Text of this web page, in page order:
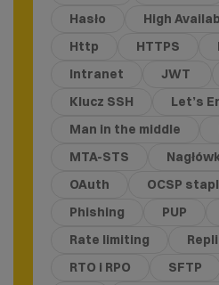
Hasło
High
Http
HTTPS
Intranet
JWT
Klucz SSH
Let’s
Man in the middle
MTA-STS
OAuth
OCSP
Phishing
PUP
Rate limiting
RTO i RPO
SFTP